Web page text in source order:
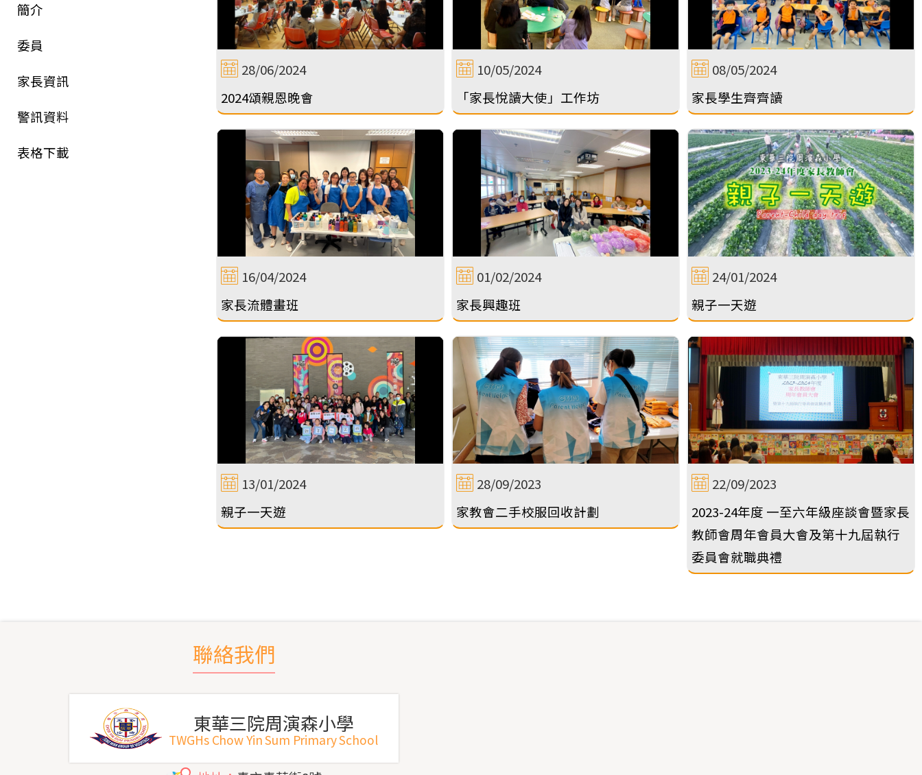
28/06/2024
2024頌親恩晚會
10/05/2024
「家長悅讀大使」工作坊
08/05/2024
家長學生齊齊讀
16/04/2024
家長流體畫班
01/02/2024
家長興趣班
24/01/2024
親子一天遊
13/01/2024
親子一天遊
28/09/2023
家教會二手校服回收計劃
22/09/2023
2023-24年度 一至六年級座談會暨家長
教師會周年會員大會及第十九屆執行
委員會就職典禮
簡介
委員
家長資訊
警訊資料
表格下載
聯絡我們
東華三院周演森小學
TWGHs Chow Yin Sum Primary School